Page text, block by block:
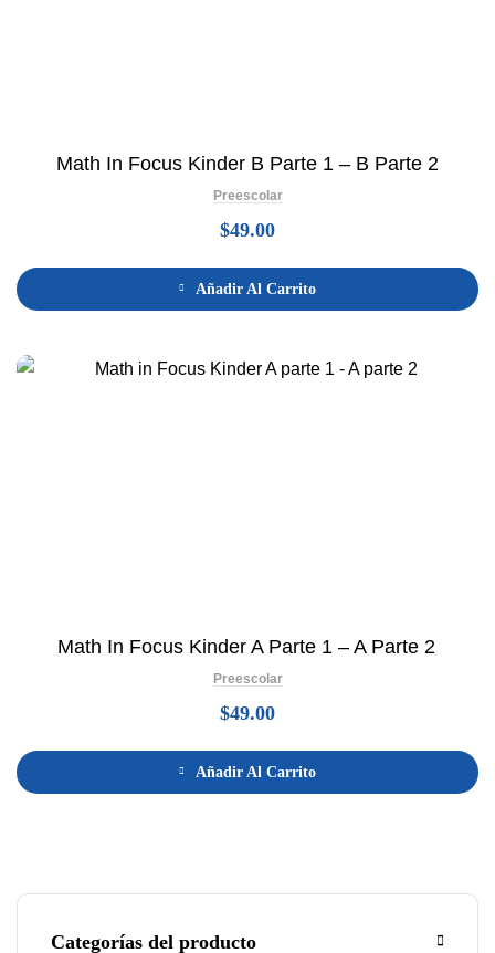
Math In Focus Kinder B Parte 1 – B Parte 2
Preescolar
$49.00
Añadir Al Carrito
Math In Focus Kinder A Parte 1 – A Parte 2
Preescolar
$49.00
Añadir Al Carrito
Categorías del producto